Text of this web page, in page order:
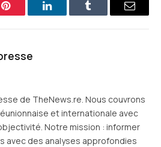
Pinterest LinkedInTumblr
E-
de TheNews.re. Nous couvrons
et internationale avec
Notre mission : informer
avec des analyses approfondies